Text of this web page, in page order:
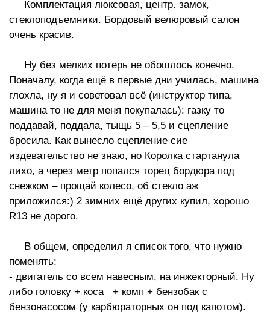
Комплектация люксовая, центр. замок,
стеклоподъемники. Бордовый велюровый салон
очень красив.
Ну без мелких потерь не обошлось конечно.
Поначалу, когда ещё в первые дни училась, машина
глохла, ну я и советовал всё (инструктор типа,
машина то не для меня покупалась): газку то
поддавай, поддала, тыщь 5 – 5,5 и сцепление
бросила. Как вынесло сцепление сие
издевательство не знаю, но Королка стартанула
лихо, а через метр попался торец бордюра под
снежком – прощай колесо, об стекло аж
приложился:) 2 зимних ещё других купил, хорошо
R13 не дорого.
В общем, определил я список того, что нужно
поменять:
- двигатель со всем навесным, на инжекторный. Ну
либо головку + коса + комп + бензобак с
бензонасосом (у карбюраторных он под капотом).